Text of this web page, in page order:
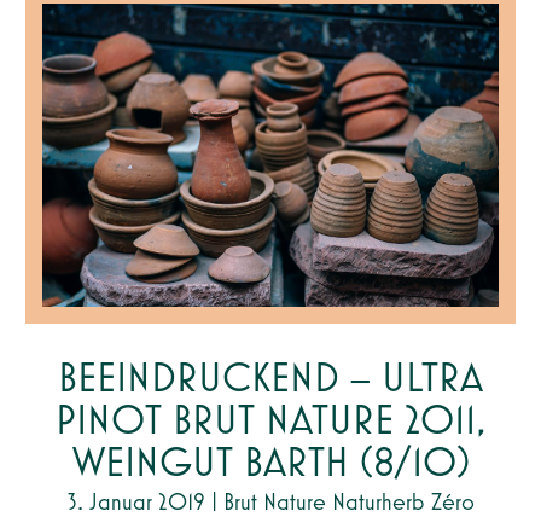
BEEINDRUCKEND – ULTRA
PINOT BRUT NATURE 2011,
WEINGUT BARTH (8/10)
3. Januar 2019
Brut Nature Naturherb Zéro